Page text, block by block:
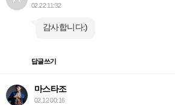
02.22 11:32
감사합니다:)
답글쓰기
마스타조
02.12 00:16